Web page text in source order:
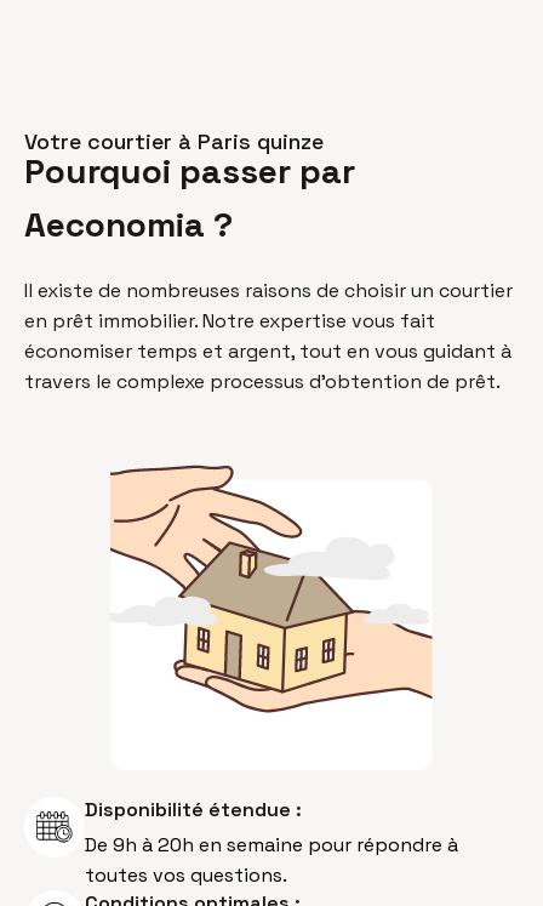
Votre courtier à Paris quinze
Pourquoi passer par
Aeconomia ?
Il existe de nombreuses raisons de choisir un courtier
en prêt immobilier. Notre expertise vous fait
économiser temps et argent, tout en vous guidant à
travers le complexe processus d’obtention de prêt.
Disponibilité étendue :
De 9h à 20h en semaine pour répondre à
toutes vos questions.